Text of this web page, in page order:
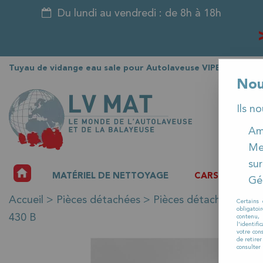
Du lundi au vendredi : de 8h à 18h
Tuyau de vidange eau sale pour Autolaveuse VIPER AS 430
ACCUEILMATÉRIEL DE NETTOYAGE CARSAT
Accueil > Pièces détachées > Pièces détachées
430 B
Ils
Certains
contenu,
votre
de retirer
consulter